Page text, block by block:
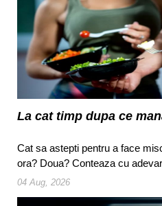
La cat timp dupa ce
Cat sa astepti pentru a face
ora? Doua? Conteaza cu
04 Aug, 2026